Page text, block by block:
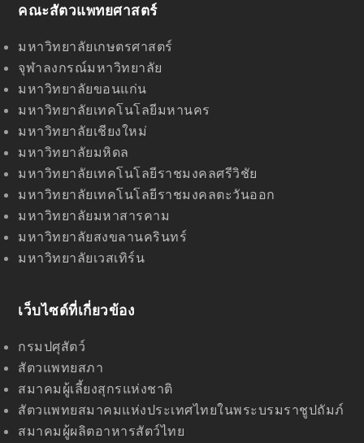
b
o
k
คณะสัตวแพทยศาสตร์
มหาวิทยาลัยเกษตรศาสตร์
จุฬาลงกรณ์มหาวิทยาลัย
มหาวิทยาลัยขอนแก่น
มหาวิทยาลัยเทคโนโลยีมหานคร
มหาวิทยาลัยเชียงใหม่
มหาวิทยาลัยมหิดล
มหาวิทยาลัยเทคโนโลยีราชมงคลศรีวิชัย
มหาวิทยาลัยเทคโนโลยีราชมงคลตะวันออก
มหาวิทยาลัยมหาสารคาม
มหาวิทยาลัยสงขลานครินทร์
มหาวิทยาลัยเวสเทิร์น
เว็บไซด์ที่เกี่ยวข้อง
กรมปศุสัตว์
สัตวแพทยสภา
สมาคมผู้เลี้ยงสุกรแห่งชาติ
สัตวแพทยสมาคมแห่งประเทศไทยในพระบรมราชูปถัมภ์
สมาคมผู้ผลิตอาหารสัตว์ไทย